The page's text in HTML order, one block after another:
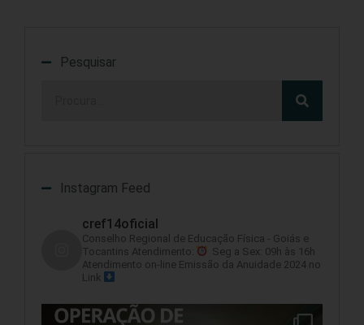
Pesquisar
Instagram Feed
cref14oficial
Conselho Regional de Educação Física - Goiás e
Tocantins Atendimento:
Seg a Sex: 09h às 16h
Atendimento on-line Emissão da Anuidade 2024 no
Link